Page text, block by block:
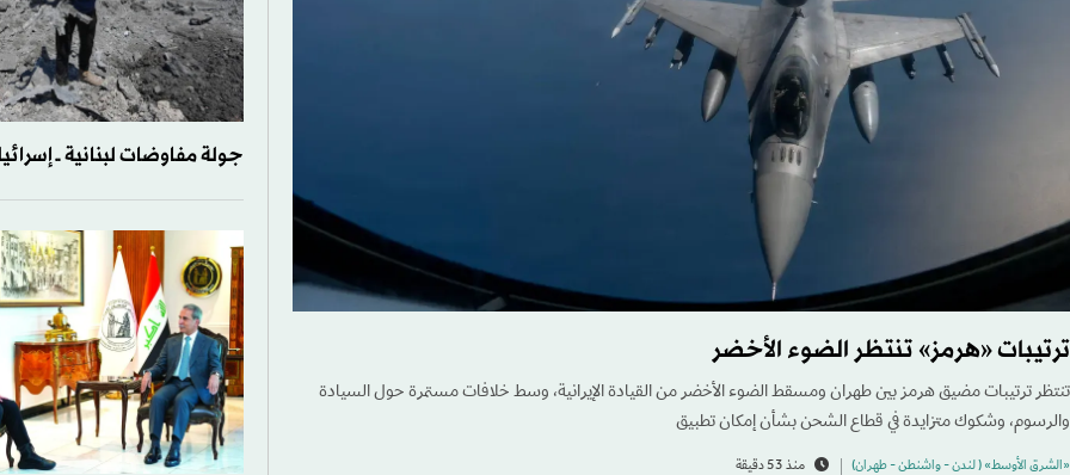
ترتيبات «هرمز» تنتظر الضوء الأخضر
تنتظر ترتيبات مضيق هرمز بين طهران ومسقط الضوء الأخضر من القيادة الإيرانية، وسط خلافات مستمرة حول السيادة
والرسوم، وشكوك متزايدة في قطاع الشحن بشأن إمكان تطبيق
«الشرق الأوسط» ( لندن - واشنطن - طهران) منذ 53 دقيقة
جولة مفاوضات لبنانية ــ